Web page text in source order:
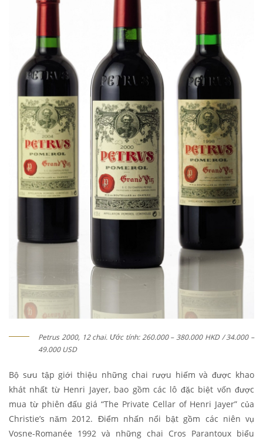
Petrus 2000, 12 chai. Ước tính: 260.000 – 380.000 HKD / 34.000 –
49.000 USD
Bộ sưu tập giới thiệu những chai rượu hiếm và được khao
khát nhất từ Henri Jayer, bao gồm các lô đặc biệt vốn được
mua từ phiên đấu giá “The Private Cellar of Henri Jayer” của
Christie’s năm 2012. Điểm nhấn nổi bật gồm các niên vụ
Vosne-Romanée 1992 và những chai Cros Parantoux biểu